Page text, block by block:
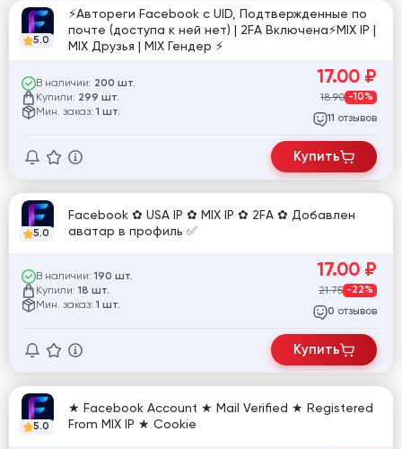
5.0
⚡Автореги Facebook c UID, Подтвержденные по
почте (доступа к ней нет) | 2FA Включена⚡MIX IP |
MIX Друзья | MIX Гендер ⚡
В наличии: 200 шт.
Купили: 299 шт.
Мин. заказ: 1 шт.
17.00 ₽
18.90 -10%
11 отзывов
Купить
5.0
Facebook ✿ USA IP ✿ MIX IP ✿ 2FA ✿ Добавлен
аватар в профиль ✅
В наличии: 190 шт.
Купили: 18 шт.
Мин. заказ: 1 шт.
17.00 ₽
21.75 -22%
0 отзывов
Купить
5.0
★ Facebook Account ★ Mail Verified ★ Registered
From MIX IP ★ Cookie